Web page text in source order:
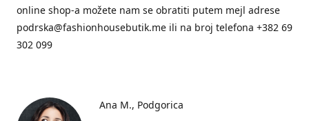
online shop-a možete nam se obratiti putem mejl adrese
podrska@fashionhousebutik.me ili na broj telefona +382 69
302 099
Ana M. Podgorica